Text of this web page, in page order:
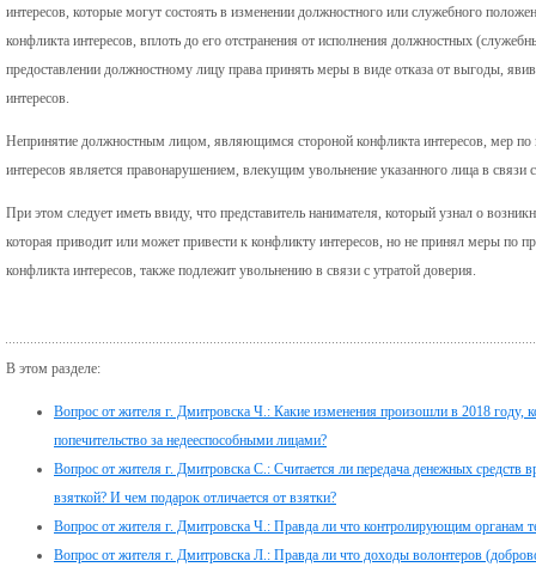
интересов, которые могут состоять в изменении должностного или служебного
конфликта интересов, вплоть до его отстранения от исполнения должностных
предоставлении должностному лицу права принять меры в виде отказа от выгоды,
интересов.
Непринятие должностным лицом, являющимся стороной конфликта интересов, мер
интересов является правонарушением, влекущим увольнение указанного лица в связи
При этом следует иметь ввиду, что представитель нанимателя, который узнал о
которая приводит или может привести к конфликту интересов, но не принял меры по
конфликта интересов, также подлежит увольнению в связи с утратой доверия.
В этом разделе:
Вопрос от жителя г. Дмитровска Ч.: Какие изменения произошли в 2018 году,
попечительство за недееспособными лицами?
Вопрос от жителя г. Дмитровска С.: Считается ли передача денежных средств
взяткой? И чем подарок отличается от взятки?
Вопрос от жителя г. Дмитровска Ч.: Правда ли что контролирующим органам
Вопрос от жителя г. Дмитровска Л.: Правда ли что доходы волонтеров